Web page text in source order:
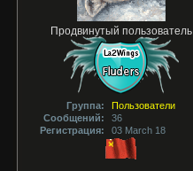
Продвинутый пользователь
Группа:
Пользователи
Сообщений:
36
Регистрация:
03 March 18